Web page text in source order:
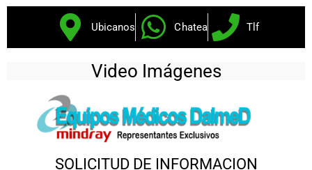
Ubicanos Chatea Tlf
Video Imágenes
SOLICITUD DE INFORMACION